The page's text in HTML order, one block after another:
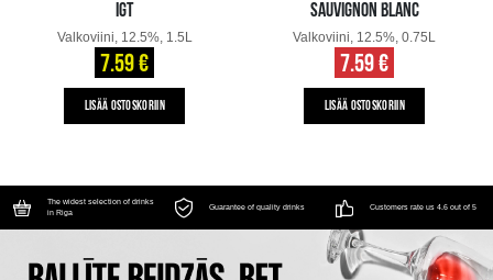
IGT
Valkoviini, 12.5%, 1.5L
7.59 €
LISÄÄ OSTOSKORIIN
SAUVIGNON BLANC
Valkoviini, 12.5%, 0.75L
7.59 €
LISÄÄ OSTOSKORIIN
The widest selection of drinks
in Riga
Guarantee of quality drinks Customers rate us 4.6 out of 5